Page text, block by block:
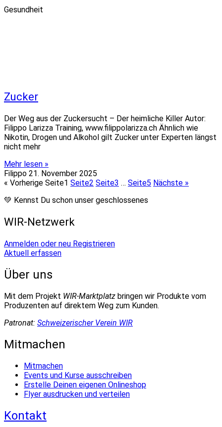
Gesundheit
Zucker
Der Weg aus der Zuckersucht – Der heimliche Killer Autor:
Filippo Larizza Training, www.filippolarizza.ch Ähnlich wie
Nikotin, Drogen und Alkohol gilt Zucker unter Experten längst
nicht mehr
Mehr lesen »
Filippo 21. November 2025
« Vorherige Seite1 Seite2 Seite3 … Seite5 Nächste »
💚 Kennst Du schon unser geschlossenes
WIR-Netzwerk
Anmelden oder neu Registrieren
Aktuell erfassen
Über uns
Mit dem Projekt WIR-Marktplatz bringen wir Produkte vom
Produzenten auf direktem Weg zum Kunden.
Patronat: Schweizerischer Verein WIR
Mitmachen
Mitmachen
Events und Kurse ausschreiben
Erstelle Deinen eigenen Onlineshop
Flyer ausdrucken und verteilen
Kontakt